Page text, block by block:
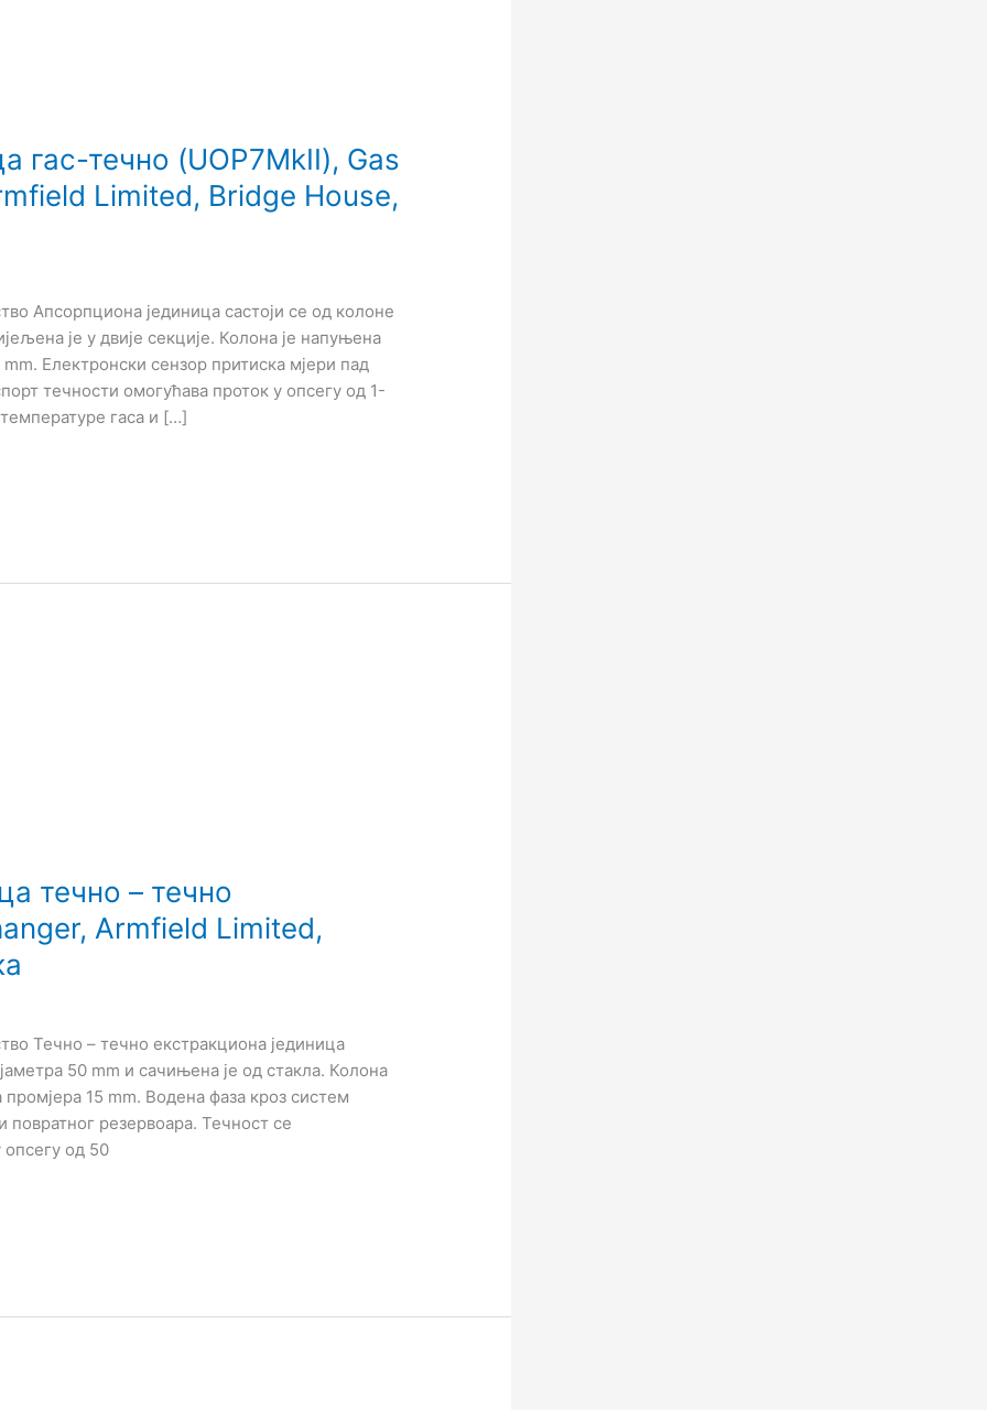
гас-течно (UOP7MkII), Gas
Limited, Bridge House,
Апсорпциона јединица састоји се од колоне
је у двије секције. Колона је напуњена
Електронски сензор притиска мјери пад
течности омогућава проток у опсегу од 1-
гаса и […]
течно – течно
Armfield Limited,
Течно – течно екстракциона јединица
50 mm и сачињена је од стакла. Колона
15 mm. Водена фаза кроз систем
повратног резервоара. Течност се
опсегу од 50